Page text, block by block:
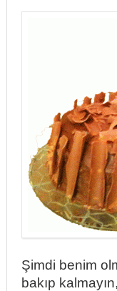
Şimdi benim
bakıp